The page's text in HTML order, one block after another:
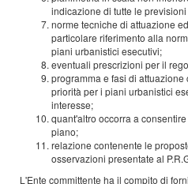
indicazione di tutte le
norme tecniche di attuazione
particolare riferimento alla
piani urbanistici esecutivi;
eventuali prescrizioni per il
programma e fasi di
priorità per i piani urbanistici
interesse;
quant'altro occorra a
piano;
relazione contenente le
osservazioni presentate al
L'Ente committente ha il compito di